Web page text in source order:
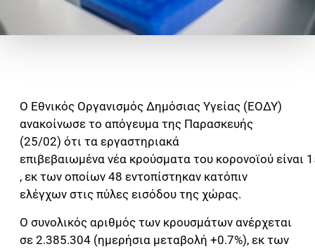
Ο Εθνικός Οργανισμός Δημόσιας Υγείας (ΕΟΔΥ)
ανακοίνωσε το απόγευμα της Παρασκευής
(25/02) ότι τα εργαστηριακά
επιβεβαιωμένα νέα κρούσματα του κορονοϊού είναι
, εκ των οποίων 48 εντοπίστηκαν κατόπιν
ελέγχων στις πύλες εισόδου της χώρας.
Ο συνολικός αριθμός των κρουσμάτων ανέρχεται
σε 2.385.304 (ημερήσια μεταβολή +0.7%), εκ των